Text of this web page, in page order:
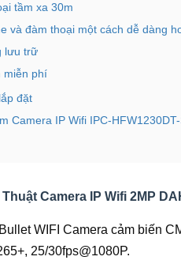
tầm xa 30m
và đàm thoại một cách dễ dàng
lưu trữ
miễn phí
đặt
Camera IP Wifi IPC-
Camera IP Wifi 2MP
WIFI Camera cảm biến
25/30fps@1080P.